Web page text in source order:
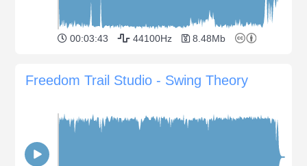
00:03:43 44100Hz 8.48Mb
Freedom Trail Studio - Swing Theory